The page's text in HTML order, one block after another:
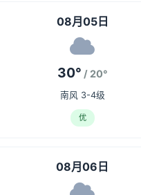
08月05日
30° / 20°
南风 3-4级
优
08月06日